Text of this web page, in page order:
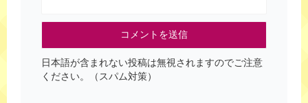
日本語が含まれない投稿は無視されますのでご注意
ください。（スパム対策）